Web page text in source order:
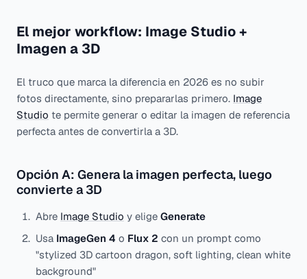
El mejor workflow: Image Studio +
Imagen a 3D
El truco que marca la diferencia en 2026 es no subir
fotos directamente, sino prepararlas primero. Image
Studio te permite generar o editar la imagen de referencia
perfecta antes de convertirla a 3D.
Opción A: Genera la imagen perfecta, luego
convierte a 3D
Abre Image Studio y elige Generate
Usa ImageGen 4 o Flux 2 con un prompt como
"stylized 3D cartoon dragon, soft lighting, clean white
background"